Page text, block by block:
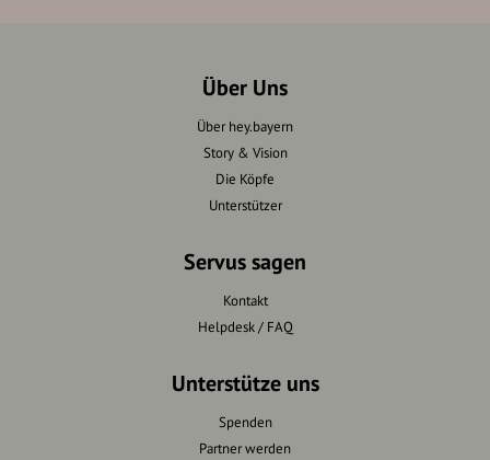
Über Uns
Über hey.bayern
Story & Vision
Die Köpfe
Unterstützer
Servus sagen
Kontakt
Helpdesk / FAQ
Unterstütze uns
Spenden
Partner werden